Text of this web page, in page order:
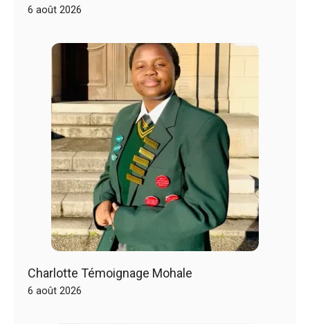
6 août 2026
Charlotte Témoignage Mohale
6 août 2026